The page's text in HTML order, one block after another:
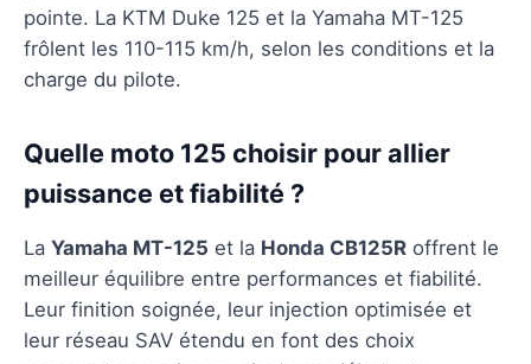
pointe. La KTM Duke 125 et la Yamaha MT-125
frôlent les 110-115 km/h, selon les conditions et la
charge du pilote.
Quelle moto 125 choisir pour allier
puissance et fiabilité ?
La Yamaha MT-125 et la Honda CB125R offrent le
meilleur équilibre entre performances et fiabilité.
Leur finition soignée, leur injection optimisée et
leur réseau SAV étendu en font des choix